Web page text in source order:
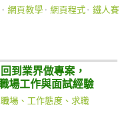
網頁教學 網頁程式 鐵人賽
到業界做專案，
場工作與面試經驗
場、工作態度、求職